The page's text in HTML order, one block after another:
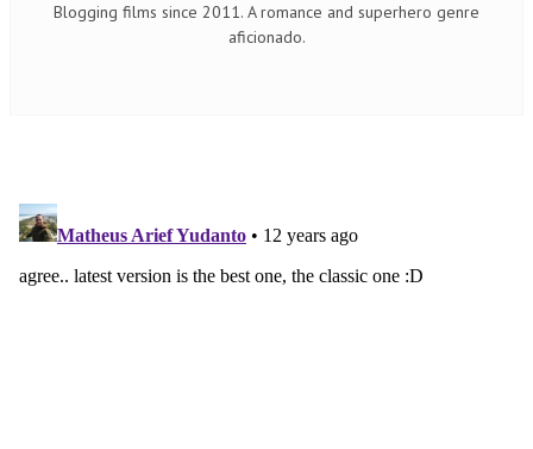
Blogging films since 2011. A romance and superhero genre
aficionado.